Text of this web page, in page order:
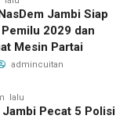
Jambi Siap
Pemilu 2029 dan
Mesin Partai
admincuitan
lalu
Jambi Pecat 5 Polisi